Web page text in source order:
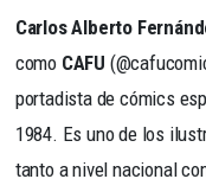
Carlos Alberto
como CAFU
portadista de cómics
1984. Es uno de los
tanto a nivel nacional